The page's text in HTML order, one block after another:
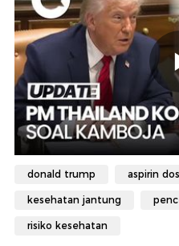
donald trump aspirin
kesehatan jantung
risiko kesehatan